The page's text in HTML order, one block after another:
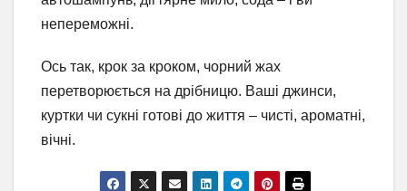
непереможні.
Ось так, крок за кроком, чорний жах
перетворюється на дрібницю. Ваші джинси,
куртки чи сукні готові до життя – чисті, ароматні,
вічні.